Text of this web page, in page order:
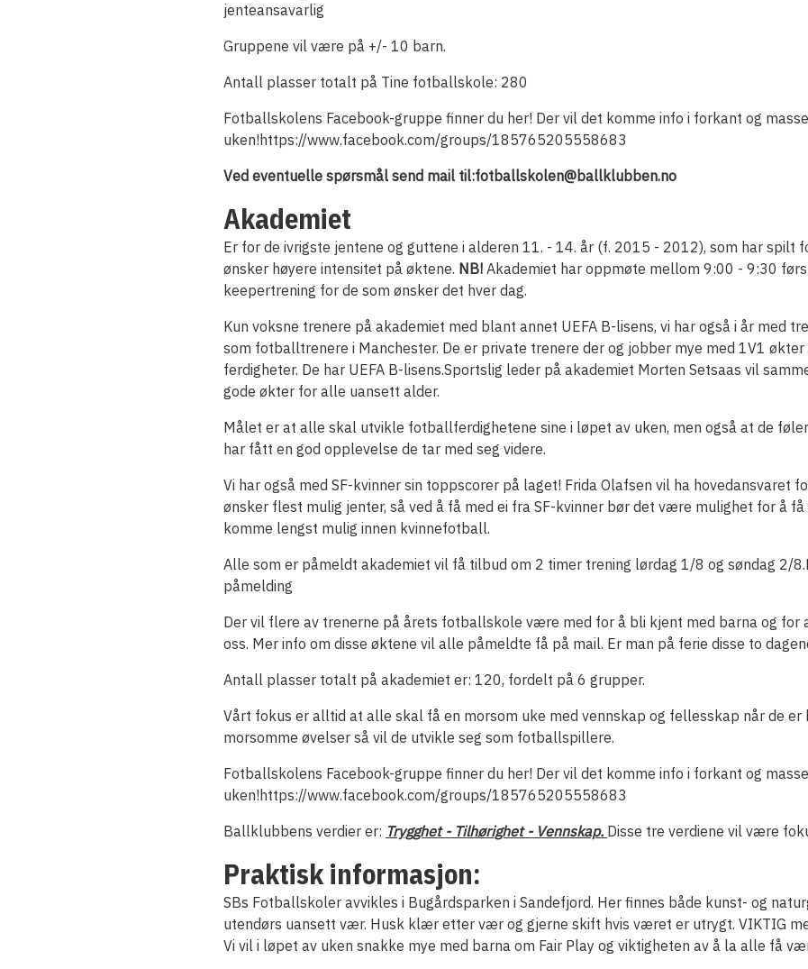
jenteansavarlig
Gruppene vil være på +/- 10 barn.
Antall plasser totalt på Tine fotballskole: 280
Fotballskolens Facebook-gruppe finner du her! Der vil det komme info i forkant og
uken!https://www.facebook.com/groups/185765205558683
Ved eventuelle spørsmål send mail til:fotballskolen@ballklubben.no
Akademiet
Er for de ivrigste jentene og guttene i alderen 11. - 14. år (f. 2015 - 2012), som har spilt
ønsker høyere intensitet på øktene. NB! Akademiet har oppmøte mellom 9:00 - 9:30
keepertrening for de som ønsker det hver dag.
Kun voksne trenere på akademiet med blant annet UEFA B-lisens, vi har også i år med
som fotballtrenere i Manchester. De er private trenere der og jobber mye med 1V1
ferdigheter. De har UEFA B-lisens.Sportslig leder på akademiet Morten Setsaas vil
gode økter for alle uansett alder.
Målet er at alle skal utvikle fotballferdighetene sine i løpet av uken, men også at de
har fått en god opplevelse de tar med seg videre.
Vi har også med SF-kvinner sin toppscorer på laget! Frida Olafsen vil ha hovedansvaret
ønsker flest mulig jenter, så ved å få med ei fra SF-kvinner bør det være mulighet for å
komme lengst mulig innen kvinnefotball.
Alle som er påmeldt akademiet vil få tilbud om 2 timer trening lørdag 1/8 og søndag 2/
påmelding
Der vil flere av trenerne på årets fotballskole være med for å bli kjent med barna og for
oss. Mer info om disse øktene vil alle påmeldte få på mail. Er man på ferie disse to
Antall plasser totalt på akademiet er: 120, fordelt på 6 grupper.
Vårt fokus er alltid at alle skal få en morsom uke med vennskap og fellesskap når de er
morsomme øvelser så vil de utvikle seg som fotballspillere.
Fotballskolens Facebook-gruppe finner du her! Der vil det komme info i forkant og
uken!https://www.facebook.com/groups/185765205558683
Ballklubbens verdier er: Trygghet - Tilhørighet - Vennskap. Disse tre verdiene vil være
Praktisk informasjon:
SBs Fotballskoler avvikles i Bugårdsparken i Sandefjord. Her finnes både kunst- og
utendørs uansett vær. Husk klær etter vær og gjerne skift hvis været er utrygt. VIKTIG
Vi vil i løpet av uken snakke mye med barna om Fair Play og viktigheten av å la alle få